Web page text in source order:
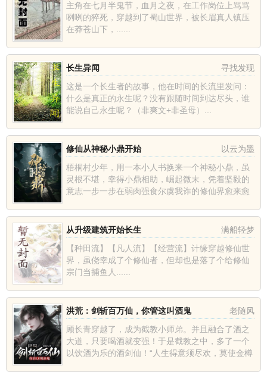
主角在七月半鬼节，血月之夜，在工作岗位上骂骂
咧咧的猝死，穿越到了蜀山世界，被长眉真人镇压
在莽苍山下，......
寻找发现
长生异闻
这是一个长生者的故事，他在时间的长流里发问：
什么是真正的永生呢？没有跟随时间到达尽头，谁
能说自己永生呢？（非爽文+非圣母）...
以云为墨
修仙从神秘小鼎开始
梧桐村少年，用一本小人书换来一个神秘小鼎，虽
灵根不堪，幸得小鼎相助，崛起微末，凭着坚毅的
意志一步一步在弱肉强食尔虞我诈的修仙界愈来愈
族，登顶天地之巅，渡劫飞...
满船轻梦
从升级建筑开始长生
【种田流】【凡人流】【经营流】计缘穿越修仙世
界，虽侥幸成了个修仙者，但却也是落了个给修仙
宗门当捕鱼人......
老随风
洪荒：剑斩百万仙，你管这叫酒鬼
顾长青穿越了，成为截教小师弟。并且融合了酒之
大道，只要喝酒就变强！于是截教之中，多了一个
以饮酒为乐的酒剑仙！“人生得意须尽欢，莫使金樽